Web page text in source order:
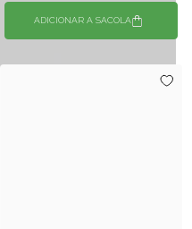
ADICIONAR A SACOLA